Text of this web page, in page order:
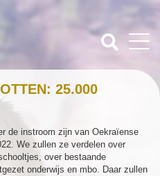
25.000
de instroom zijn van Oekraïense
We zullen ze verdelen over
over bestaande
onderwijs en mbo. Daar zullen